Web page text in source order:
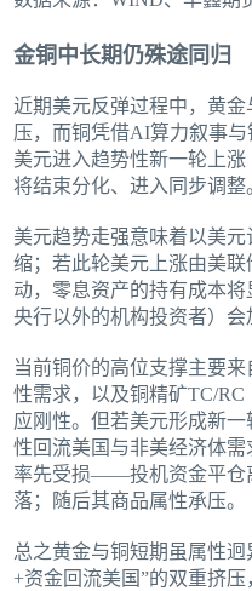
金铜中长期仍殊途同归
近期美元反弹过程中，黄
压，而铜凭借AI算力叙事
美元进入趋势性新一轮上
将结束分化、进入同步调整
美元趋势走强意味着以美
缩；若此轮美元上涨由美
动，零息资产的持有成本
央行以外的机构投资者）会
当前铜价的高位支撑主要
性需求，以及铜精矿TC/
应刚性。但若美元形成新
性回流美国与非美经济体
率先受损——投机资金平仓
落；随后其商品属性承压。
总之黄金与铜短期虽属性
+资金回流美国”的双重挤